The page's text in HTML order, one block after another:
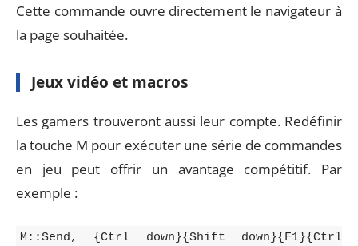
Cette commande ouvre directement le navigateur à
la page souhaitée.
Jeux vidéo et macros
Les gamers trouveront aussi leur compte. Redéfinir
la touche M pour exécuter une série de commandes
en jeu peut offrir un avantage compétitif. Par
exemple :
M::Send, {Ctrl down}{Shift down}{F1}{Ctrl